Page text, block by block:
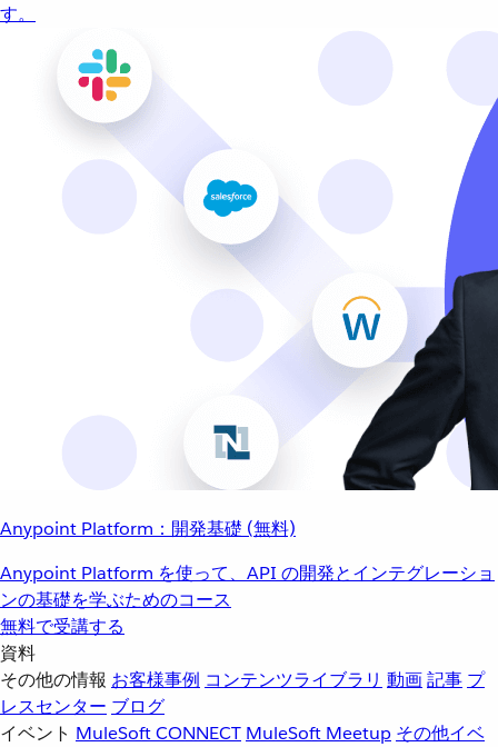
す。
Anypoint Platform：開発基礎 (無料)
Anypoint Platform を使って、API の開発とインテグレーショ
ンの基礎を学ぶためのコース
無料で受講する
資料
その他の情報 お客様事例 コンテンツライブラリ 動画記事 プ
レスセンター ブログ
イベント MuleSoft CONNECT MuleSoft Meetup その他イベ